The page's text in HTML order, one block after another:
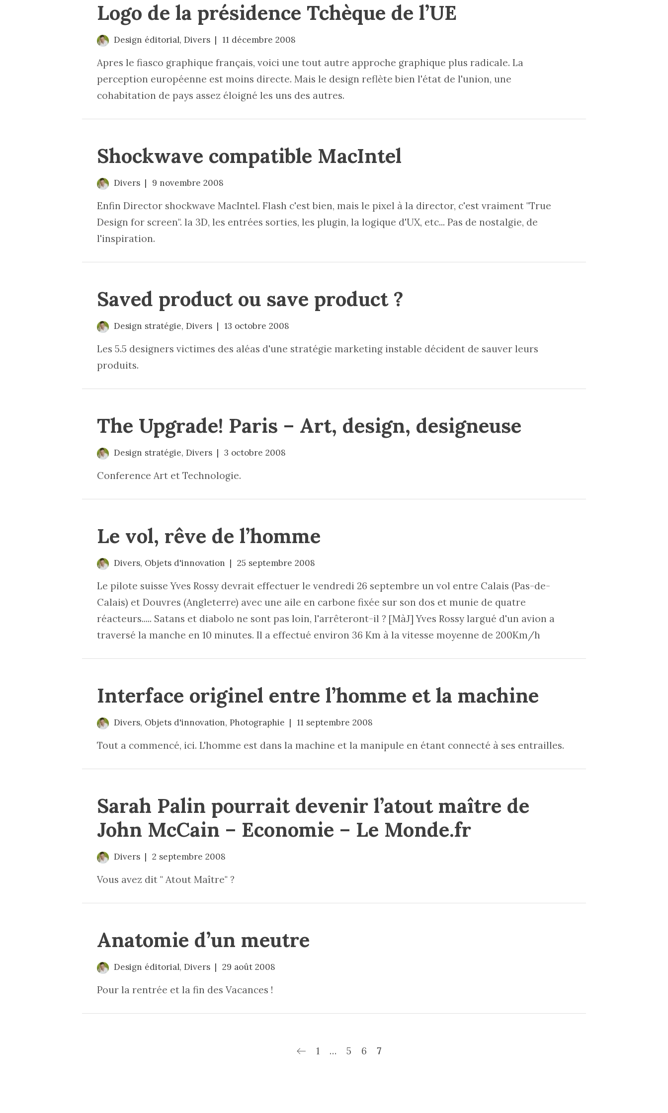
Logo de la présidence Tchèque de l’UE
Design éditorial,Divers 11 décembre 2008
Apres le fiasco graphique français, voici une tout autre approche graphique plus radicale. La
perception européenne est moins directe. Mais le design reflète bien l'état de l'union, une
cohabitation de pays assez éloigné les uns des autres.
Shockwave compatible MacIntel
Divers 9 novembre 2008
Enfin Director shockwave MacIntel. Flash c'est bien, mais le pixel à la director, c'est vraiment "True
Design for screen". la 3D, les entrées sorties, les plugin, la logique d'UX, etc... Pas de nostalgie, de
l'inspiration.
Saved product ou save product ?
Design stratégie,Divers 13 octobre 2008
Les 5.5 designers victimes des aléas d'une stratégie marketing instable décident de sauver leurs
produits.
The Upgrade! Paris – Art, design, designeuse
Design stratégie,Divers 3 octobre 2008
Conference Art et Technologie.
Le vol, rêve de l’homme
Divers, Objets d'innovation 25 septembre 2008
Le pilote suisse Yves Rossy devrait effectuer le vendredi 26 septembre un vol entre Calais (Pas-de-
Calais) et Douvres (Angleterre) avec une aile en carbone fixée sur son dos et munie de quatre
réacteurs..... Satans et diabolo ne sont pas loin, l'arrêteront-il ? [MàJ] Yves Rossy largué d'un avion a
traversé la manche en 10 minutes. Il a effectué environ 36 Km à la vitesse moyenne de 200Km/h
Interface originel entre l’homme et la machine
Divers, Objets d'innovation,Photographie 11 septembre 2008
Tout a commencé, ici. L'homme est dans la machine et la manipule en étant connecté à ses entrailles.
Sarah Palin pourrait devenir l’atout maître de
John McCain – Economie – Le Monde.fr
Divers 2 septembre 2008
Vous avez dit " Atout Maître" ?
Anatomie d’un meutre
Design éditorial,Divers 29 août 2008
Pour la rentrée et la fin des Vacances !
1 … 5 6 7